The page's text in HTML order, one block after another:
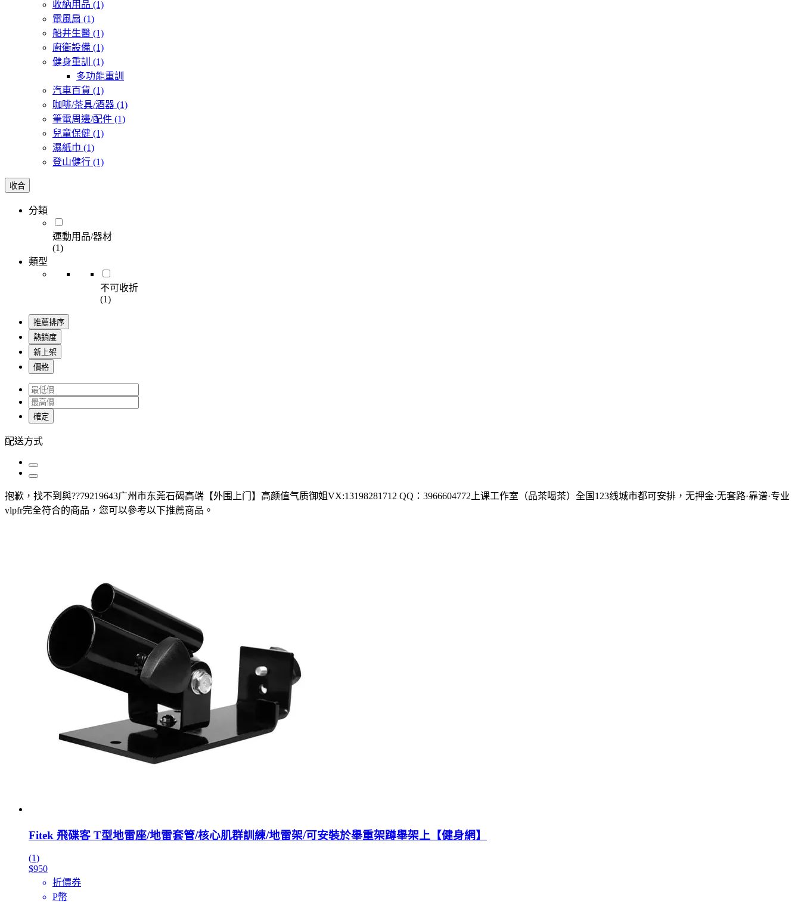
收納用品 (1)
電風扇 (1)
船井生醫 (1)
廚衛設備 (1)
健身重訓
(1)
多功能重訓
汽車百貨 (1)
咖啡/茶具/酒器 (1)
筆電周邊/配件 (1)
兒童保健 (1)
濕紙巾 (1)
登山健行 (1)
收合
分類
運動用品/器材
(1)
類型
不可收折
(1)
推薦排序
熱銷度
新上架
價格
確定
配送方式
抱歉， 找不到與??79219643广州市东莞石碣高端【外围上门】高颜值气质御姐VX:13198281712 QQ：3966604772上课工作室（品茶喝茶）全国123线城市都可安排，无押金·无套路·靠谱·专业
vlpfr完全符合的商品，您可以參考以下推薦商品 。
Fitek 飛碟客 T型地雷座/地雷套管/核心肌群訓練/地雷架/可安裝於舉重架蹲舉架上【健身網】
(1)
$950
折價券
P幣